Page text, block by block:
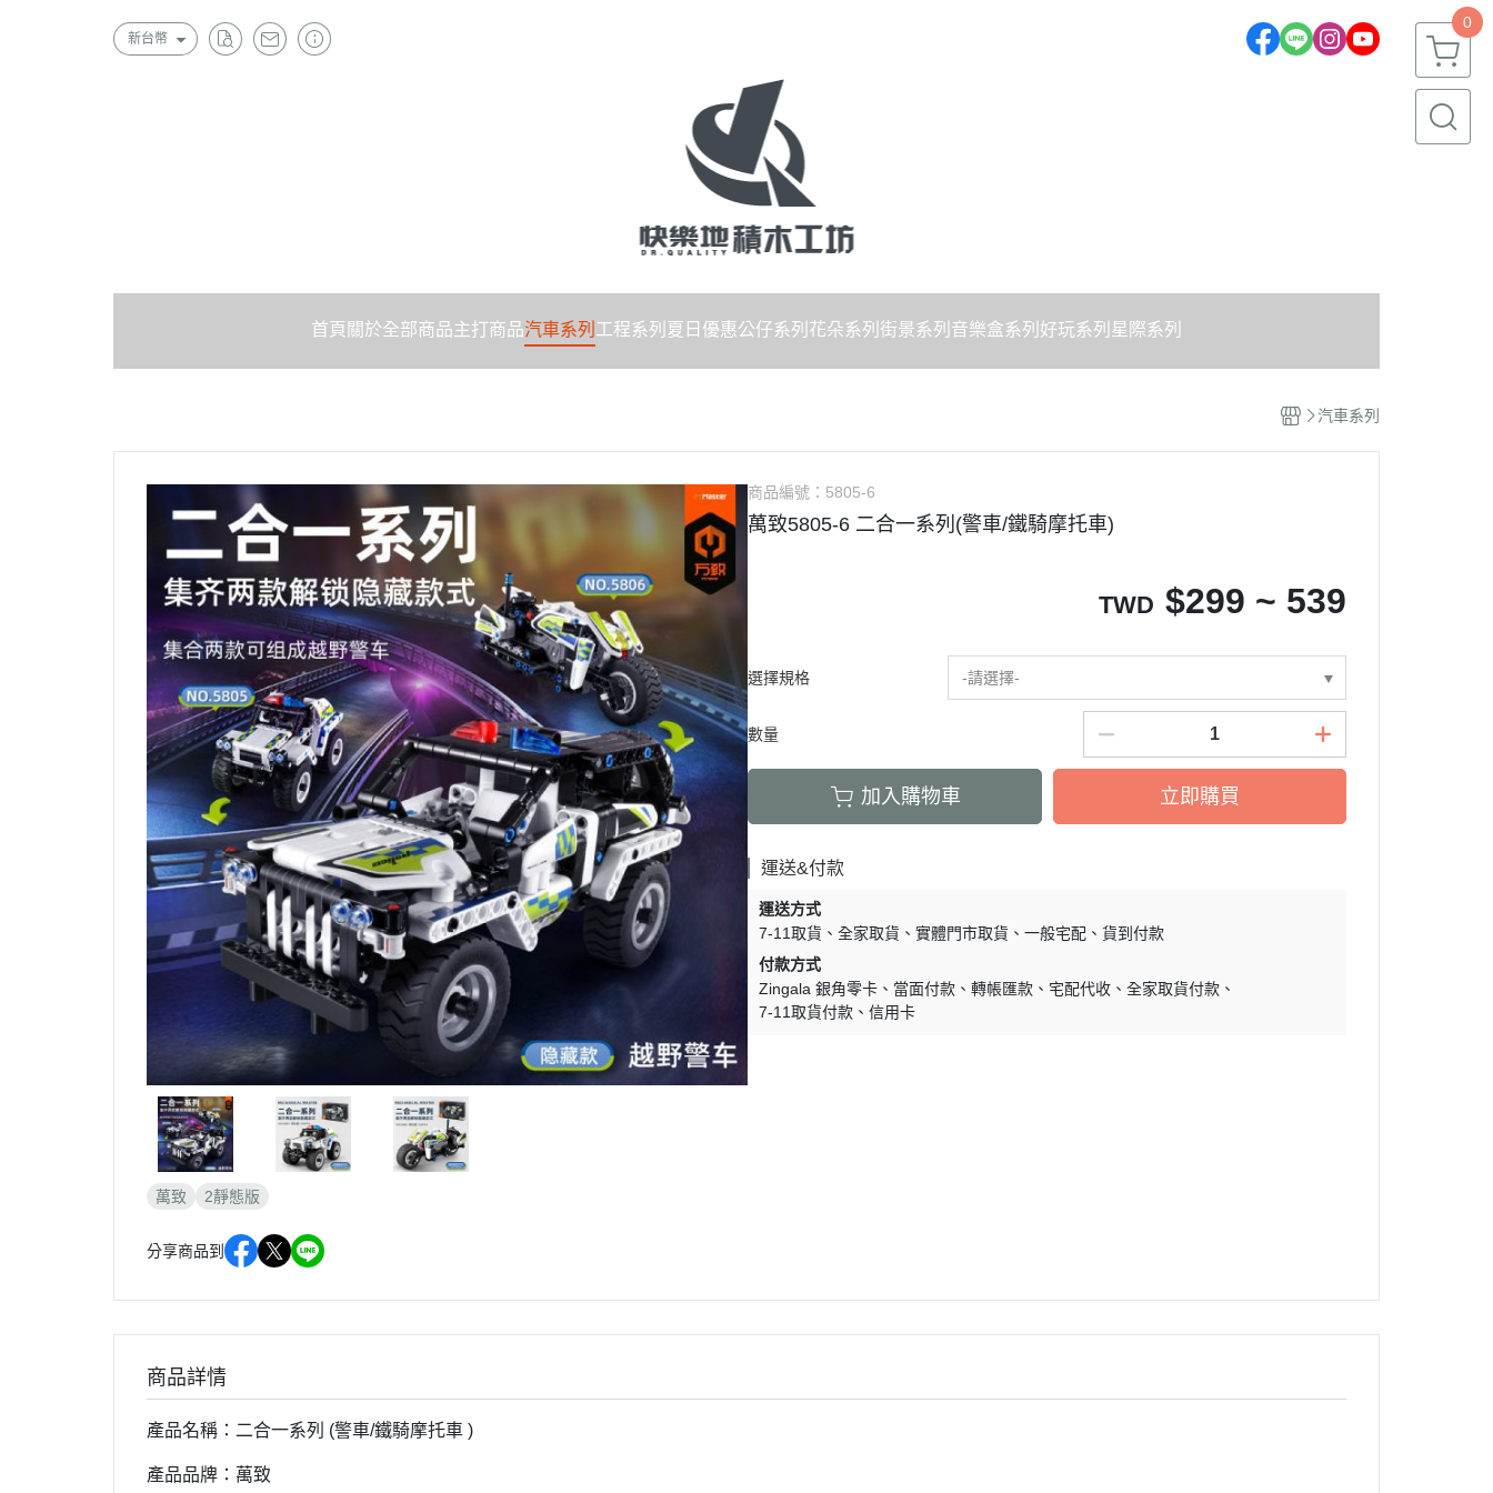
新台幣
0
首頁 關於全部商品主打商品汽車系列 工程系列 夏日優惠公仔系列 花朵系列 街景系列 音樂盒系列 好玩系列 星際系列
汽車系列
萬致 2靜態版
分享商品到
商品編號： 5805-6
萬致5805-6 二合一系列(警車/鐵騎摩托車)
TWD $299 ~ 539
選擇規格 -請選擇-
數量
加入購物車 立即購買
運送&付款
運送方式
7-11取貨
全家取貨 實體門市取貨 一般宅配
貨到付款
付款方式
Zingala 銀角零卡
當面付款 轉帳匯款 宅配代收
全家取貨付款
7-11取貨付款
信用卡
商品詳情
產品名稱：二合一系列 (警車/鐵騎摩托車 )
產品品牌：萬致